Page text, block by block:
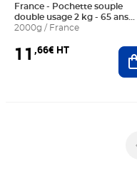
France - Pochette souple
double usage 2 kg - 65 ans
d'Astérix
2000g / France
11 ,66€ HT